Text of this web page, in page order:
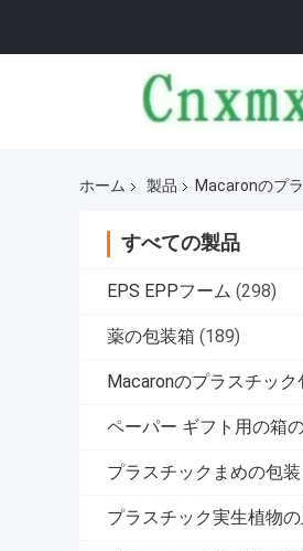
ホーム 製品 Macaronのプ
すべての製品
EPS EPPフーム (298)
薬の包装箱 (189)
Macaronのプラスチック
ペーパー ギフト用の箱
プラスチックまめの包装
プラスチック実生植物の